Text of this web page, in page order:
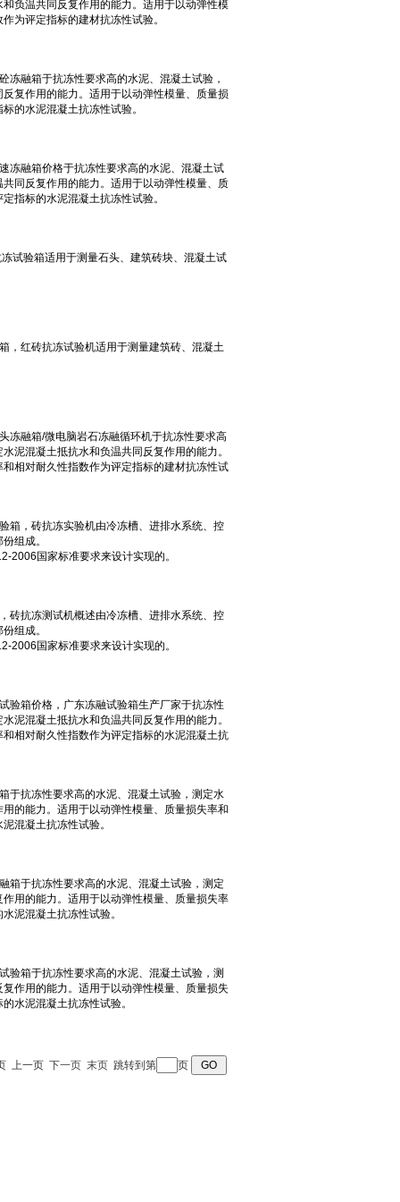
上一页 下一页 末页跳转到第 页